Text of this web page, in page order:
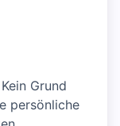
Grund
persönliche